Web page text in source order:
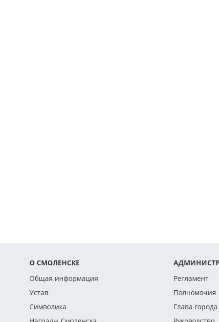
О СМОЛЕНСКЕ
Общая информация
Устав
Символика
Регламент
Полномочия
Глава города